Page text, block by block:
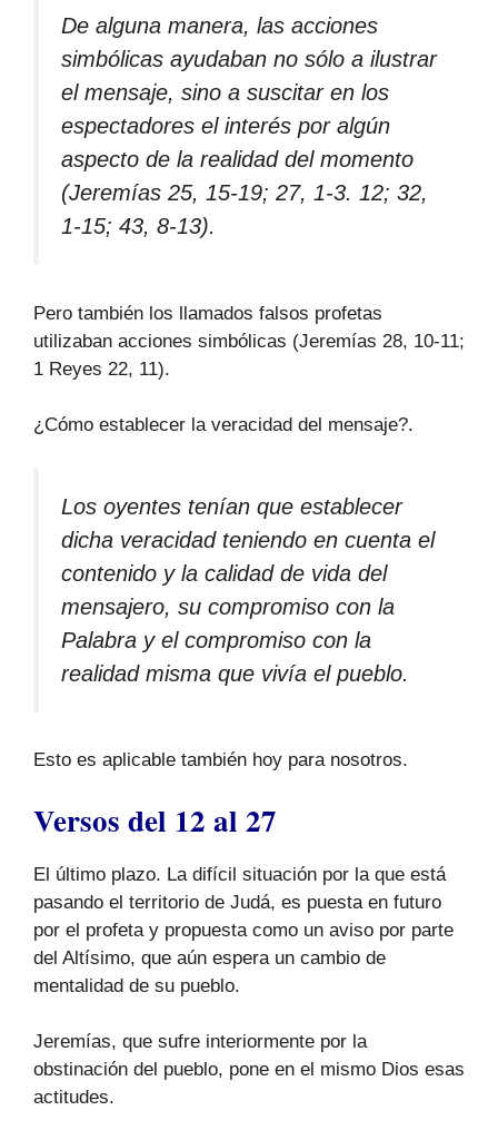
De alguna manera, las acciones
simbólicas ayudaban no sólo a ilustrar
el mensaje, sino a suscitar en los
espectadores el interés por algún
aspecto de la realidad del momento
(Jeremías 25, 15-19; 27, 1-3. 12; 32,
1-15; 43, 8-13).
Pero también los llamados falsos profetas
utilizaban acciones simbólicas (Jeremías 28, 10-11;
1 Reyes 22, 11).
¿Cómo establecer la veracidad del mensaje?.
Los oyentes tenían que establecer
dicha veracidad teniendo en cuenta el
contenido y la calidad de vida del
mensajero, su compromiso con la
Palabra y el compromiso con la
realidad misma que vivía el pueblo.
Esto es aplicable también hoy para nosotros.
Versos del 12 al 27
El último plazo. La difícil situación por la que está
pasando el territorio de Judá, es puesta en futuro
por el profeta y propuesta como un aviso por parte
del Altísimo, que aún espera un cambio de
mentalidad de su pueblo.
Jeremías, que sufre interiormente por la
obstinación del pueblo, pone en el mismo Dios esas
actitudes.